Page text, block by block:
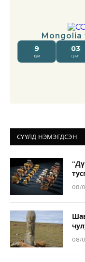
СҮҮЛД НЭМЭГДСЭН
08/
08/